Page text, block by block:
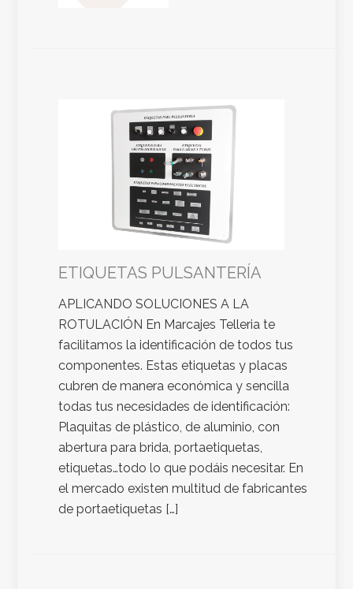
ETIQUETAS PULSANTERÍA
APLICANDO SOLUCIONES A LA
ROTULACIÓN En Marcajes Telleria te
facilitamos la identificación de todos tus
componentes. Estas etiquetas y placas
cubren de manera económica y sencilla
todas tus necesidades de identificación:
Plaquitas de plástico, de aluminio, con
abertura para brida, portaetiquetas,
etiquetas…todo lo que podáis necesitar. En
el mercado existen multitud de fabricantes
de portaetiquetas […]